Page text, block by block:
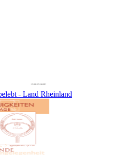
- Land Rheinland